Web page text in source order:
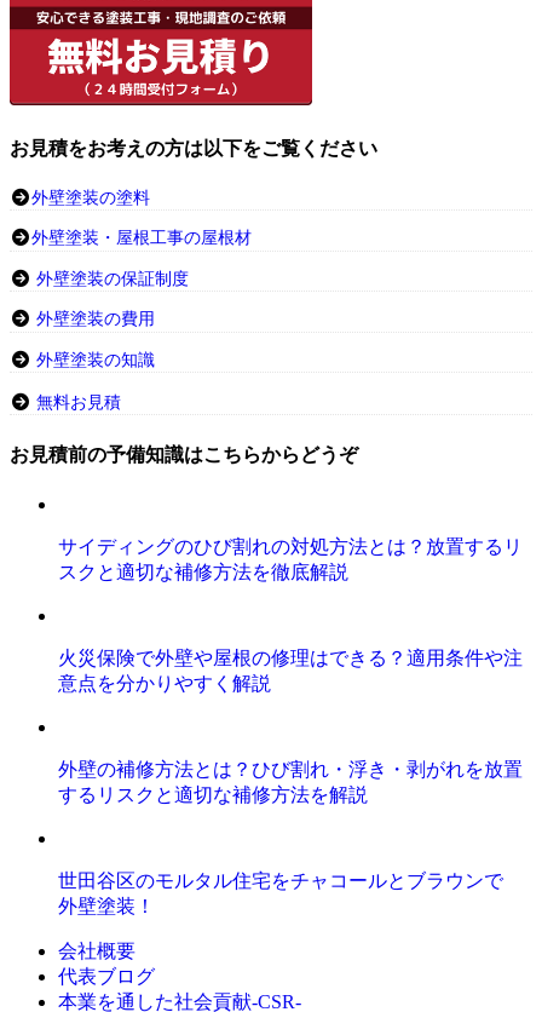
お見積をお考えの方は以下をご覧ください
外壁塗装の塗料
外壁塗装・屋根工事の屋根材
外壁塗装の保証制度
外壁塗装の費用
外壁塗装の知識
無料お見積
お見積前の予備知識はこちらからどうぞ
サイディングのひび割れの対処方法とは？放置するリ
スクと適切な補修方法を徹底解説
火災保険で外壁や屋根の修理はできる？適用条件や注
意点を分かりやすく解説
外壁の補修方法とは？ひび割れ・浮き・剥がれを放置
するリスクと適切な補修方法を解説
世田谷区のモルタル住宅をチャコールとブラウンで
外壁塗装！
会社概要
代表ブログ
本業を通した社会貢献-CSR-